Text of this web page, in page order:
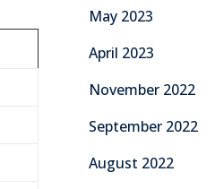
May 2023
April 2023
November 2022
September 2022
August 2022